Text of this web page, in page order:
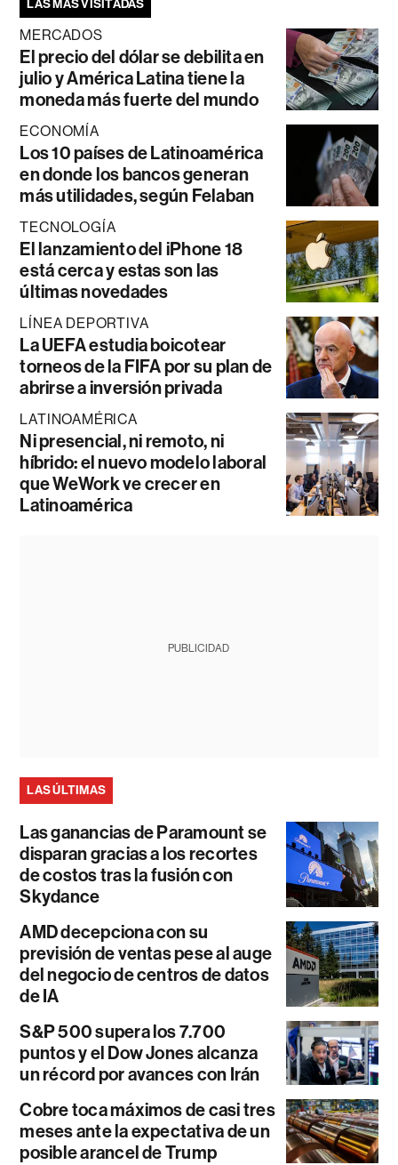
LAS MÁS VISITADAS
MERCADOS
El precio del dólar se debilita en
julio y América Latina tiene la
moneda más fuerte del mundo
ECONOMÍA
Los 10 países de Latinoamérica
en donde los bancos generan
más utilidades, según Felaban
TECNOLOGÍA
El lanzamiento del iPhone 18
está cerca y estas son las
últimas novedades
LÍNEA DEPORTIVA
La UEFA estudia boicotear
torneos de la FIFA por su plan de
abrirse a inversión privada
LATINOAMÉRICA
Ni presencial, ni remoto, ni
híbrido: el nuevo modelo laboral
que WeWork ve crecer en
Latinoamérica
PUBLICIDAD
LAS ÚLTIMAS
Las ganancias de Paramount se
disparan gracias a los recortes
de costos tras la fusión con
Skydance
AMD decepciona con su
previsión de ventas pese al auge
del negocio de centros de datos
de IA
S&P 500 supera los 7.700
puntos y el Dow Jones alcanza
un récord por avances con Irán
Cobre toca máximos de casi tres
meses ante la expectativa de un
posible arancel de Trump